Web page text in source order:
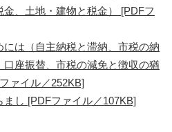
、土地・建物と税金） [PDFフ
には（自主納税と滞納、市税の納
座振替、市税の減免と徴収の猶
ァイル／252KB]
まし [PDFファイル／107KB]